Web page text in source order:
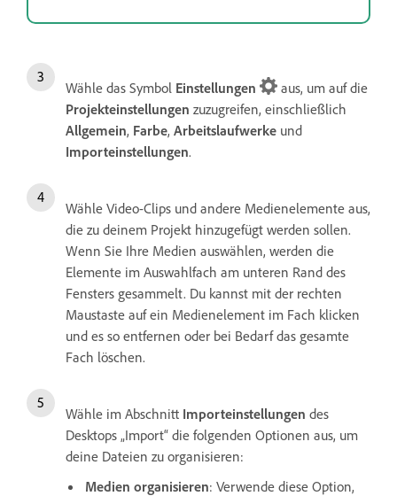
Wähle das Symbol Einstellungen
aus, um auf die
Projekteinstellungen zuzugreifen, einschließlich
Allgemein, Farbe, Arbeitslaufwerke und
Importeinstellungen.
Wähle Video-Clips und andere Medienelemente aus,
die zu deinem Projekt hinzugefügt werden sollen.
Wenn Sie Ihre Medien auswählen, werden die
Elemente im Auswahlfach am unteren Rand des
Fensters gesammelt. Du kannst mit der rechten
Maustaste auf ein Medienelement im Fach klicken
und es so entfernen oder bei Bedarf das gesamte
Fach löschen.
Wähle im Abschnitt Importeinstellungen des
Desktops „Import“ die folgenden Optionen aus, um
deine Dateien zu organisieren:
Medien organisieren: Verwende diese Option,